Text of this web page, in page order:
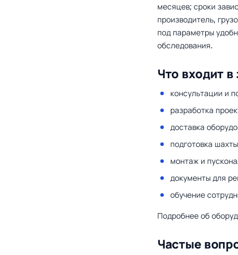
месяцев; сроки
производитель,
под параметры
обследования.
Что входит
консультации и
разработка
доставка
подготовка
монтаж и
документы для
обучение
Подробнее об
Частые